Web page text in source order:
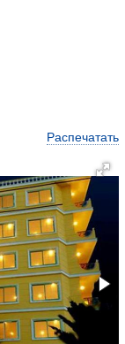
Распечатать